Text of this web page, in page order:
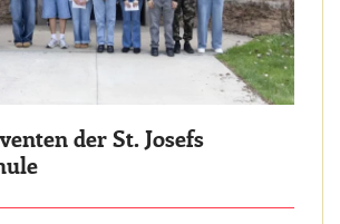
der St. Josefs